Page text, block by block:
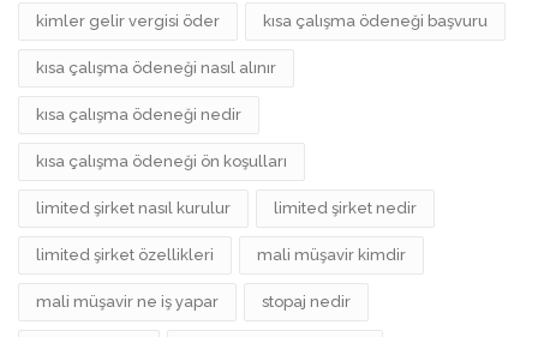
kimler gelir vergisi öder kısa çalışma ödeneği başvuru
kısa çalışma ödeneği nasıl alınır
kısa çalışma ödeneği nedir
kısa çalışma ödeneği ön koşulları
limited şirket nasıl kurulur limited şirket nedir
limited şirket özellikleri mali müşavir kimdir
mali müşavir ne iş yapar stopaj nedir